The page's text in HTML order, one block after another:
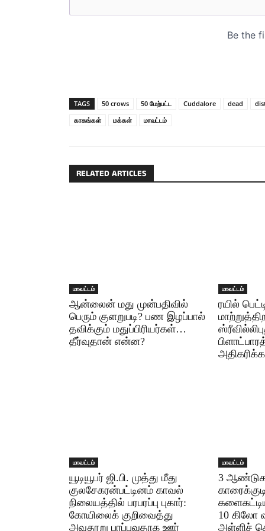
TAGS 50 crows 50 மேற்பட்ட Cuddalore dead
காகங்கள்
மக்கள் மாவட்டம்
RELATED ARTICLES
மாவட்டம்
ஆன்லைன் மது முன்பதிவில்
பெரும் குளறுபடி? பண இழப்பால்
தவிக்கும் மதுப்பிரியர்கள்…
தீர்வுதான் என்ன?
மாவட்டம்
ரயில்
மாவட்டம்
யூடியூபர் ஜி.பி. முத்து மீது
குலசேகரன்பட்டினம் காவல்
நிலையத்தில் பரபரப்பு புகார்:
கோயிலைக் குறிவைத்து
அவதூறு பரப்புவதாக ஊர்
மாவட்டம்
3
10
அள்ளிச்